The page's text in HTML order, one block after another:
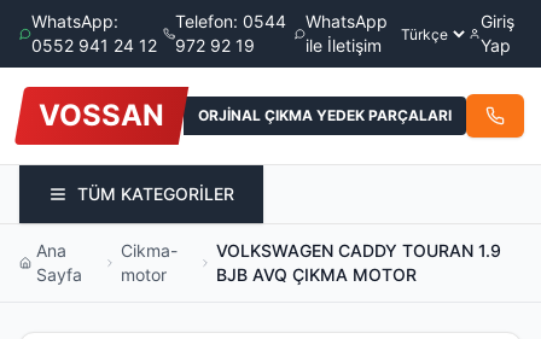
WhatsApp:
0552 941 24 12
Telefon: 0544
972 92 19
WhatsApp
ile İletişim
Giriş
Yap
VOSSAN ORJİNAL ÇIKMA YEDEK PARÇALARI
TÜM KATEGORİLER
Ana
Sayfa
Cikma-
motor
VOLKSWAGEN CADDY TOURAN 1.9
BJB AVQ ÇIKMA MOTOR